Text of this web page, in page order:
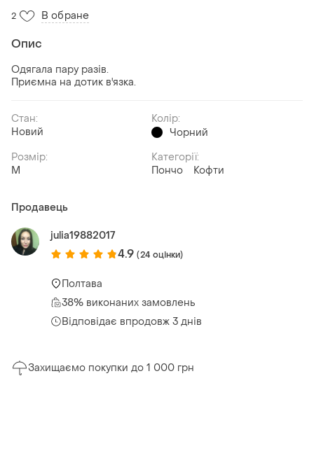
2 В обране
Опис
Одягала пару разів.
Приємна на дотик в'язка.
Стан:
Новий
Колір:
Чорний
Розмір:
M
Категорії:
Пончо
Кофти
Продавець
julia19882017
4.9 (24 оцінки)
Полтава
38% виконаних замовлень
Відповідає впродовж 3 днів
Захищаємо покупки до 1 000 грн